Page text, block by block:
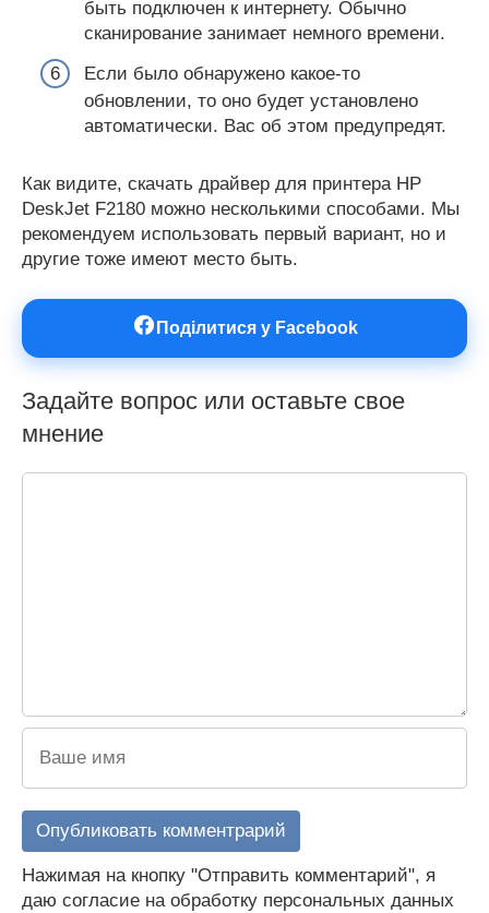
быть подключен к интернету. Обычно
сканирование занимает немного времени.
Если было обнаружено какое-то
обновлении, то оно будет установлено
автоматически. Вас об этом предупредят.
Как видите, скачать драйвер для принтера HP
DeskJet F2180 можно несколькими способами. Мы
рекомендуем использовать первый вариант, но и
другие тоже имеют место быть.
Поділитися у Facebook
Задайте вопрос или оставьте свое
мнение
Нажимая на кнопку "Отправить комментарий", я
даю согласие на обработку персональных данных